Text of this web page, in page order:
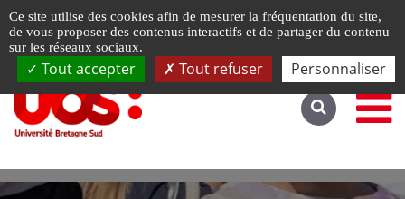
Accéder au site complet
Ce site utilise des cookies afin de mesurer la fréquentation du site,
de vous proposer des contenus interactifs et de partager du contenu
sur les réseaux sociaux.
Tout accepter Tout refuser Personnaliser